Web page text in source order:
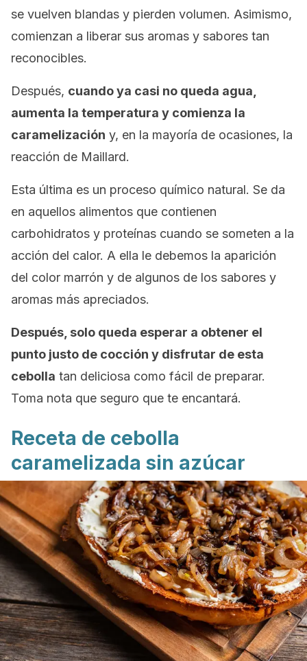
se vuelven blandas y pierden volumen. Asimismo,
comienzan a liberar sus aromas y sabores tan
reconocibles.
Después, cuando ya casi no queda agua,
aumenta la temperatura y comienza la
caramelización y, en la mayoría de ocasiones, la
reacción de Maillard.
Esta última es un proceso químico natural. Se da
en aquellos alimentos que contienen
carbohidratos y proteínas cuando se someten a la
acción del calor. A ella le debemos la aparición
del color marrón y de algunos de los sabores y
aromas más apreciados.
Después, solo queda esperar a obtener el
punto justo de cocción y disfrutar de esta
cebolla tan deliciosa como fácil de preparar.
Toma nota que seguro que te encantará.
Receta de cebolla
caramelizada sin azúcar